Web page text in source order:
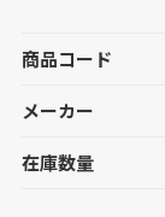
商品コード
メーカー
在庫数量